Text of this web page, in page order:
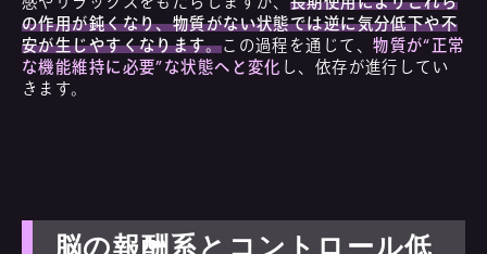
の作用が鈍くなり、物質がない状態では逆に気分低下や不
安が生じやすくなります。この過程を通じて、物質が“正常
な機能維持に必要”な状態へと変化 し、依存が進行してい
きます。
脳の報酬系とコントロール低